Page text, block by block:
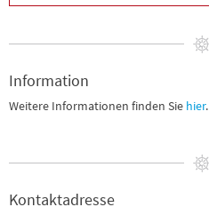
Information
Weitere Informationen finden Sie hier.
Kontaktadresse